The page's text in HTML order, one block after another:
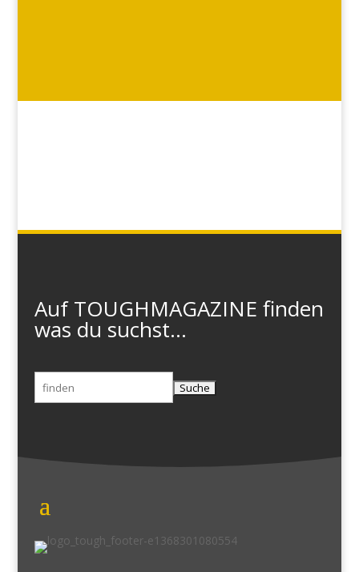
Auf TOUGHMAGAZINE finden
was du suchst...
Suchen
nach: